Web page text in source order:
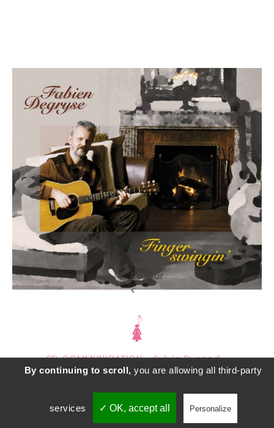
<
Retour
<
SD COMMUNICATION - Sylvie Durand -
sylviedurandcourrier@gmail.com- adapté par
Facebook
Twitter Skype
By continuing to scroll, you are allowing all third-party
services ✓ OK, accept all Personalize